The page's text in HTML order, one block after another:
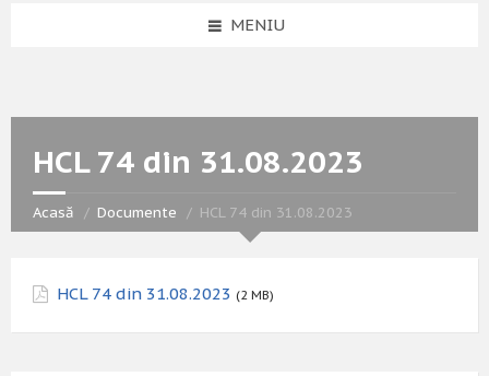
MENIU
HCL 74 din 31.08.2023
Acasă Documente HCL 74 din 31.08.2023
HCL 74 din 31.08.2023 (2 MB)